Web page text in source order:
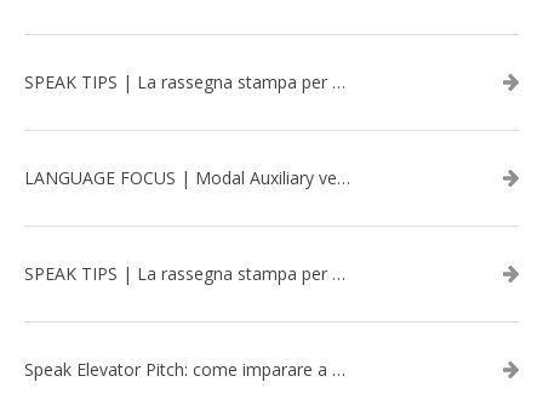
SPEAK TIPS | La rassegna stampa per migliorare l’inglese - aprile 2026
LANGUAGE FOCUS | Modal Auxiliary verbs in the past
SPEAK TIPS | La rassegna stampa per migliorare l’inglese - marzo 2026
Speak Elevator Pitch: come imparare a gestire una presentazione in inglese